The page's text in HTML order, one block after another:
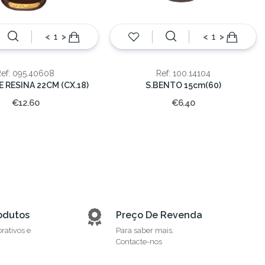
< >
095.40608
RESINA 22CM (CX.18)
€12.60
< >
Ref: 100.14104
S.BENTO 15cm(60)
€6.40
e
Preço De Revenda
Para saber mais.
Contacte-nos